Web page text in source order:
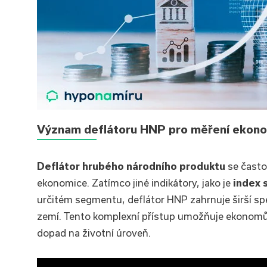
Význam deflátoru HNP pro měření
Deflátor hrubého národního produktu se
ekonomice. Zatímco jiné indikátory, jako je index
určitém segmentu, deflátor HNP zahrnuje širší
zemí. Tento komplexní přístup umožňuje
dopad na životní úroveň.